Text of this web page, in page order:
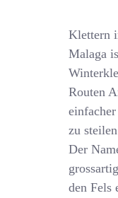
Klettern
Malaga
Routen
zu
Der
den Fels